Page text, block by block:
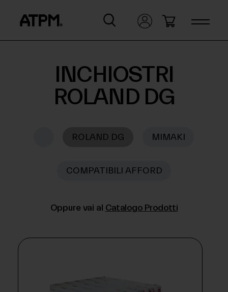
INCHIOSTRI
ROLAND DG
ROLAND DG MIMAKI
COMPATIBILI AFFORD
Oppure vai al Catalogo Prodotti